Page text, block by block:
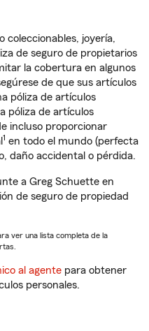
coleccionables, joyería,
de seguro de propietarios
la cobertura en algunos
de que sus artículos
póliza de artículos
póliza de artículos
incluso proporcionar
1 en todo el mundo (perfecta
daño accidental o pérdida.
a Greg Schuette en
de seguro de propiedad
ver una lista completa de la
al agente para obtener
personales.